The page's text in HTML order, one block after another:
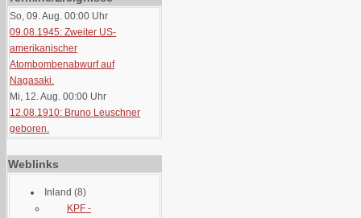
So, 09. Aug. 00:00 Uhr
09.08.1945: Zweiter US-
amerikanischer
Atombombenabwurf auf
Nagasaki.
Mi, 12. Aug. 00:00 Uhr
12.08.1910: Bruno Leuschner
geboren.
Weblinks
Inland (8)
KPF -